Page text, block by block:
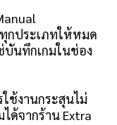
กประเภทให้หมด
บันทึกเกมในช่อง
ช้งานกระสุนไม่
ด้จากร้าน Extra